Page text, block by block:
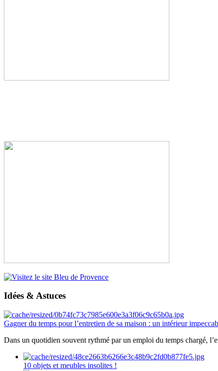
Idées & Astuces
Gagner du temps pour l’entretien de sa maison : un intérieur
Dans un quotidien souvent rythmé par un emploi du temps chargé,
10 objets et meubles insolites !